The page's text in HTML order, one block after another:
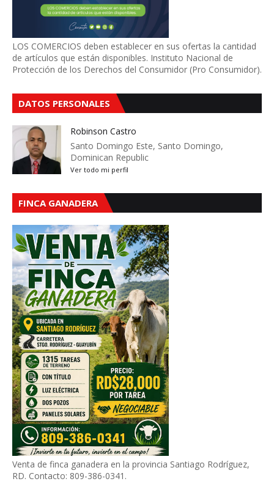
LOS COMERCIOS deben establecer en sus ofertas la cantidad
de artículos que están disponibles. Instituto Nacional de
Protección de los Derechos del Consumidor (Pro Consumidor).
DATOS PERSONALES
Robinson Castro
Santo Domingo Este, Santo Domingo,
Dominican Republic
Ver todo mi perfil
FINCA GANADERA
Venta de finca ganadera en la provincia Santiago Rodríguez,
RD. Contacto: 809-386-0341.